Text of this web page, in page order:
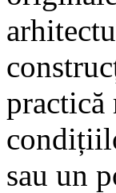
practică
sau un